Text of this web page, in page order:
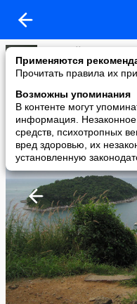
Применяются
Прочитать правила их
Возможны упоминания
В контенте могут
информация. Незаконное
средств, психотропных
вред здоровью, их
установленную
Николай Пахлов
added a photo
03 Dec в 18:32